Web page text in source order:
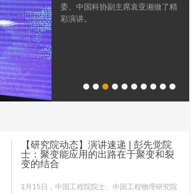
委、中国科协副主席袁亚湘做了精
彩演讲。
【研究院动态】演讲速递 | 彭先觉院
士：聚变能应用的出路在于聚变和裂
变的结合
1月15日，中国工程院院士、中国工程物理研究院